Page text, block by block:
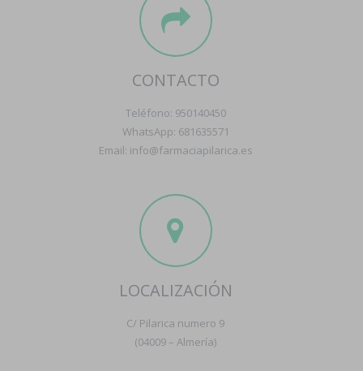
CONTACTO
Teléfono: 950140450
WhatsApp: 681635571
Email: info@farmaciapilarica.es
LOCALIZACIÓN
C/ Pilarica numero 9
(04009 – Almería)